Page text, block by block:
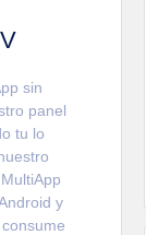
sin
panel
tu lo
y